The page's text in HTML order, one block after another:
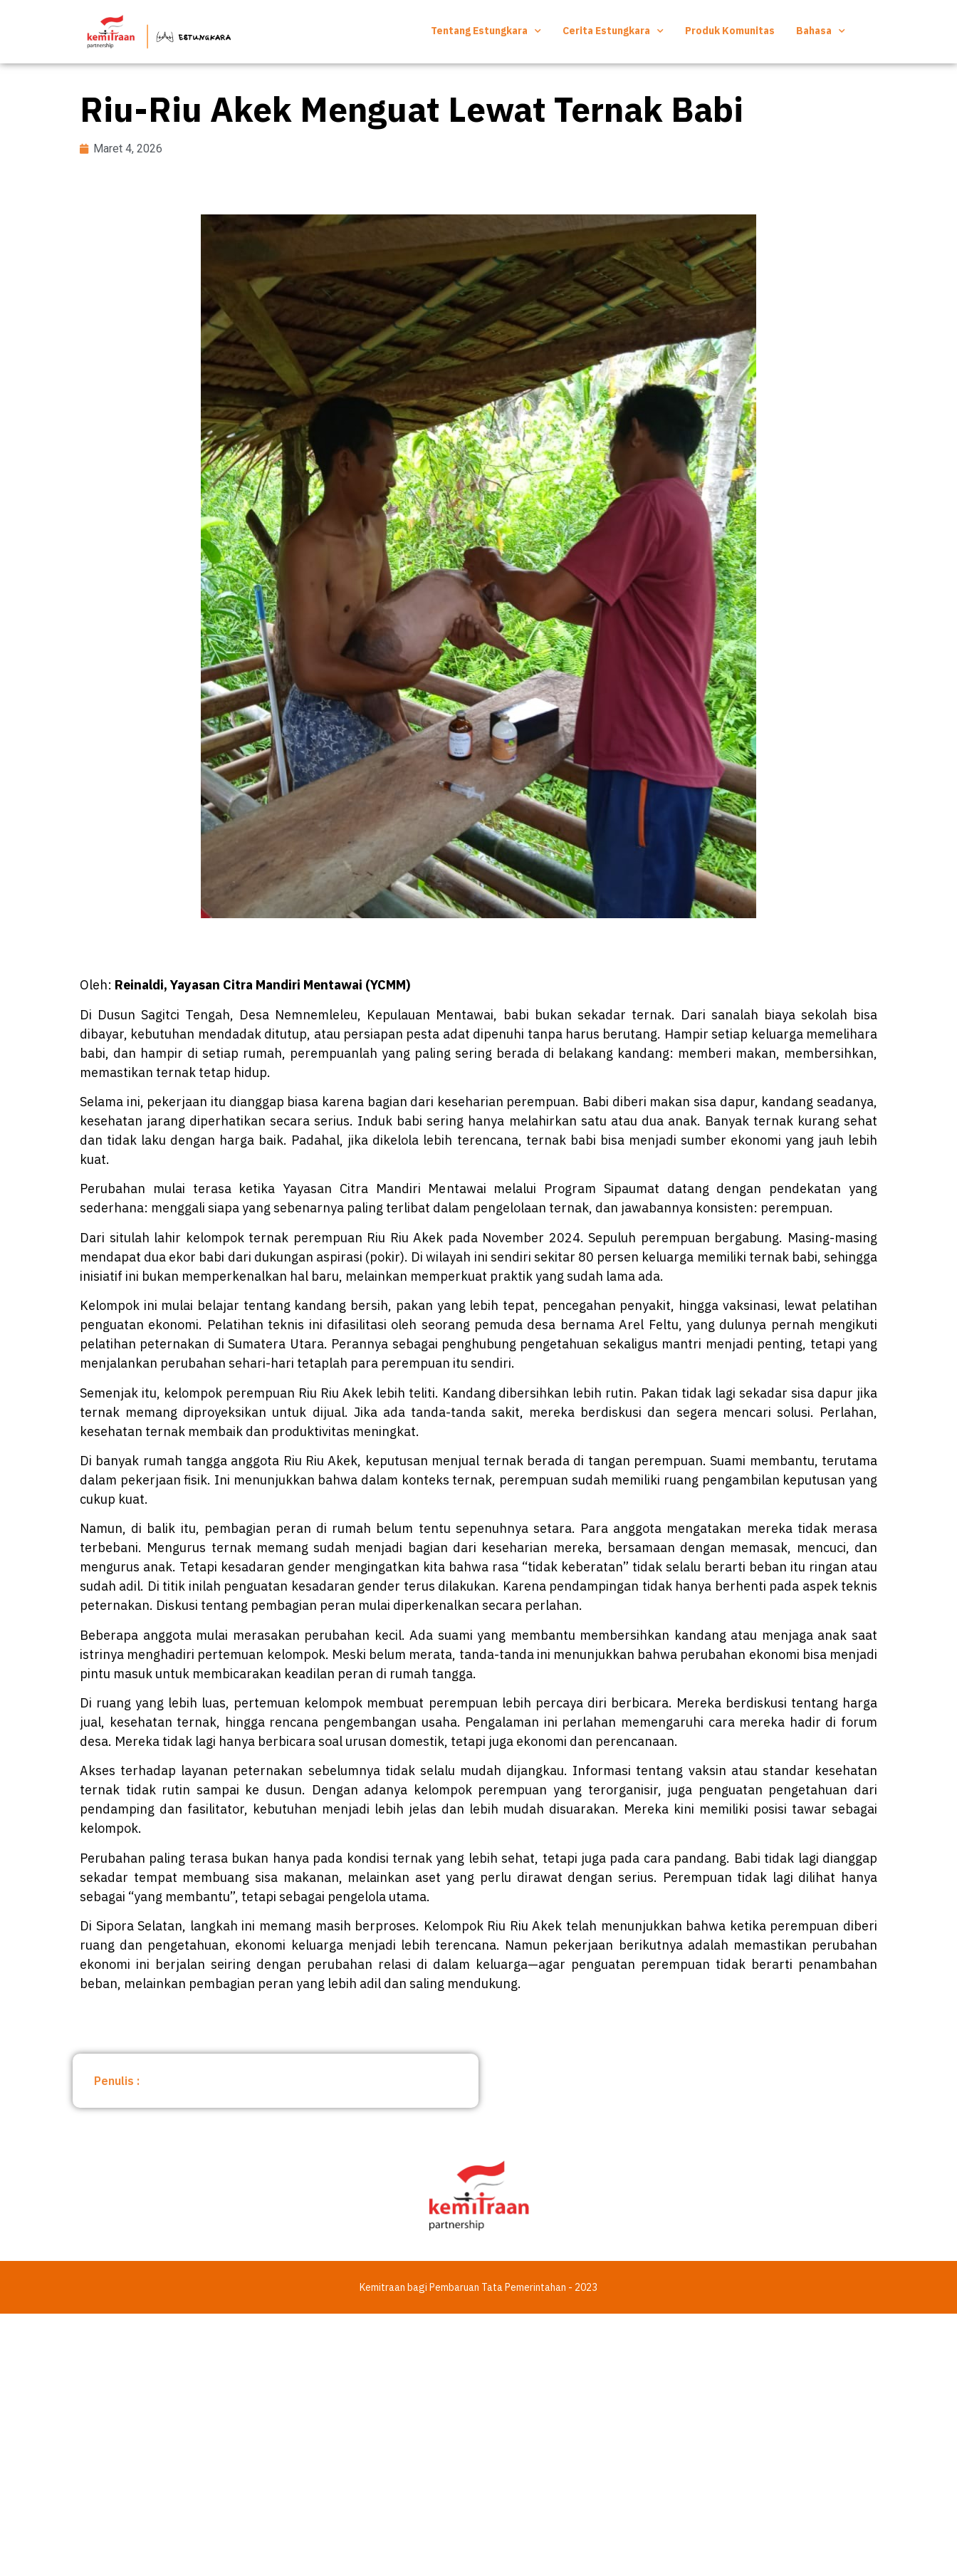
Tentang Estungkara Cerita Estungkara Produk Komunitas Bahasa
Riu-Riu Akek Menguat Lewat Ternak Babi
Maret 4, 2026
Oleh: Reinaldi, Yayasan Citra Mandiri Mentawai (YCMM)
Di Dusun Sagitci Tengah, Desa Nemnemleleu, Kepulauan Mentawai, babi bukan sekadar ternak. Dari sanalah biaya sekolah bisa
dibayar, kebutuhan mendadak ditutup, atau persiapan pesta adat dipenuhi tanpa harus berutang. Hampir setiap keluarga memelihara
babi, dan hampir di setiap rumah, perempuanlah yang paling sering berada di belakang kandang: memberi makan, membersihkan,
memastikan ternak tetap hidup.
Selama ini, pekerjaan itu dianggap biasa karena bagian dari keseharian perempuan. Babi diberi makan sisa dapur, kandang seadanya,
kesehatan jarang diperhatikan secara serius. Induk babi sering hanya melahirkan satu atau dua anak. Banyak ternak kurang sehat
dan tidak laku dengan harga baik. Padahal, jika dikelola lebih terencana, ternak babi bisa menjadi sumber ekonomi yang jauh lebih
kuat.
Perubahan mulai terasa ketika Yayasan Citra Mandiri Mentawai melalui Program Sipaumat datang dengan pendekatan yang
sederhana: menggali siapa yang sebenarnya paling terlibat dalam pengelolaan ternak, dan jawabannya konsisten: perempuan.
Dari situlah lahir kelompok ternak perempuan Riu Riu Akek pada November 2024. Sepuluh perempuan bergabung. Masing-masing
mendapat dua ekor babi dari dukungan aspirasi (pokir). Di wilayah ini sendiri sekitar 80 persen keluarga memiliki ternak babi, sehingga
inisiatif ini bukan memperkenalkan hal baru, melainkan memperkuat praktik yang sudah lama ada.
Kelompok ini mulai belajar tentang kandang bersih, pakan yang lebih tepat, pencegahan penyakit, hingga vaksinasi, lewat pelatihan
penguatan ekonomi. Pelatihan teknis ini difasilitasi oleh seorang pemuda desa bernama Arel Feltu, yang dulunya pernah mengikuti
pelatihan peternakan di Sumatera Utara. Perannya sebagai penghubung pengetahuan sekaligus mantri menjadi penting, tetapi yang
menjalankan perubahan sehari-hari tetaplah para perempuan itu sendiri.
Semenjak itu, kelompok perempuan Riu Riu Akek lebih teliti. Kandang dibersihkan lebih rutin. Pakan tidak lagi sekadar sisa dapur jika
ternak memang diproyeksikan untuk dijual. Jika ada tanda-tanda sakit, mereka berdiskusi dan segera mencari solusi. Perlahan,
kesehatan ternak membaik dan produktivitas meningkat.
Di banyak rumah tangga anggota Riu Riu Akek, keputusan menjual ternak berada di tangan perempuan. Suami membantu, terutama
dalam pekerjaan fisik. Ini menunjukkan bahwa dalam konteks ternak, perempuan sudah memiliki ruang pengambilan keputusan yang
cukup kuat.
Namun, di balik itu, pembagian peran di rumah belum tentu sepenuhnya setara. Para anggota mengatakan mereka tidak merasa
terbebani. Mengurus ternak memang sudah menjadi bagian dari keseharian mereka, bersamaan dengan memasak, mencuci, dan
mengurus anak. Tetapi kesadaran gender mengingatkan kita bahwa rasa “tidak keberatan” tidak selalu berarti beban itu ringan atau
sudah adil. Di titik inilah penguatan kesadaran gender terus dilakukan. Karena pendampingan tidak hanya berhenti pada aspek teknis
peternakan. Diskusi tentang pembagian peran mulai diperkenalkan secara perlahan.
Beberapa anggota mulai merasakan perubahan kecil. Ada suami yang membantu membersihkan kandang atau menjaga anak saat
istrinya menghadiri pertemuan kelompok. Meski belum merata, tanda-tanda ini menunjukkan bahwa perubahan ekonomi bisa menjadi
pintu masuk untuk membicarakan keadilan peran di rumah tangga.
Di ruang yang lebih luas, pertemuan kelompok membuat perempuan lebih percaya diri berbicara. Mereka berdiskusi tentang harga
jual, kesehatan ternak, hingga rencana pengembangan usaha. Pengalaman ini perlahan memengaruhi cara mereka hadir di forum
desa. Mereka tidak lagi hanya berbicara soal urusan domestik, tetapi juga ekonomi dan perencanaan.
Akses terhadap layanan peternakan sebelumnya tidak selalu mudah dijangkau. Informasi tentang vaksin atau standar kesehatan
ternak tidak rutin sampai ke dusun. Dengan adanya kelompok perempuan yang terorganisir, juga penguatan pengetahuan dari
pendamping dan fasilitator, kebutuhan menjadi lebih jelas dan lebih mudah disuarakan. Mereka kini memiliki posisi tawar sebagai
kelompok.
Perubahan paling terasa bukan hanya pada kondisi ternak yang lebih sehat, tetapi juga pada cara pandang. Babi tidak lagi dianggap
sekadar tempat membuang sisa makanan, melainkan aset yang perlu dirawat dengan serius. Perempuan tidak lagi dilihat hanya
sebagai “yang membantu”, tetapi sebagai pengelola utama.
Di Sipora Selatan, langkah ini memang masih berproses. Kelompok Riu Riu Akek telah menunjukkan bahwa ketika perempuan diberi
ruang dan pengetahuan, ekonomi keluarga menjadi lebih terencana. Namun pekerjaan berikutnya adalah memastikan perubahan
ekonomi ini berjalan seiring dengan perubahan relasi di dalam keluarga—agar penguatan perempuan tidak berarti penambahan
beban, melainkan pembagian peran yang lebih adil dan saling mendukung.
Penulis :
Kemitraan bagi Pembaruan Tata Pemerintahan - 2023